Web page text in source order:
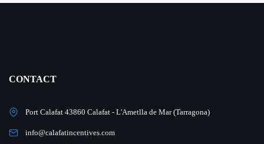
CONTACT
Port Calafat 43860 Calafat - L'Ametlla de Mar (Tarragona)
info@calafatincentives.com